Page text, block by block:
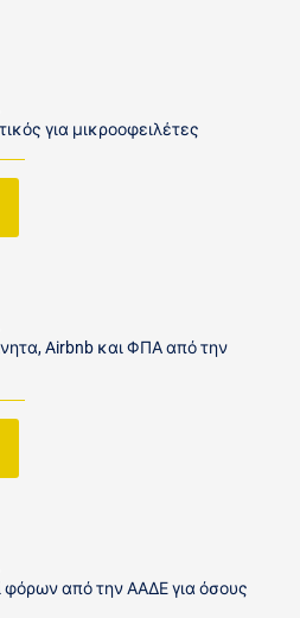
για μικροοφειλέτες
Airbnb και ΦΠΑ από την
φόρων από την ΑΑΔΕ για όσους